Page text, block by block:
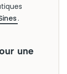
.
une